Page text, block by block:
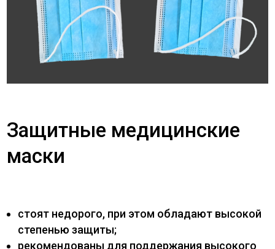
Защитные медицинские
маски
стоят недорого, при этом обладают высокой
степенью защиты;
рекомендованы для поддержания высокого